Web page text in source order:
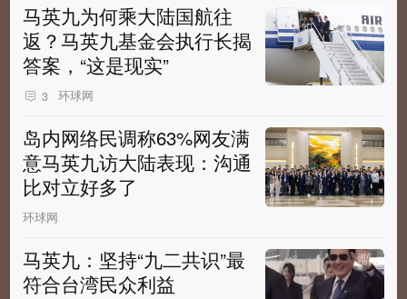
马英九为何乘大陆国航往
返？马英九基金会执行长揭
答案，“这是现实”
3 环球网
岛内网络民调称63%网友满
意马英九访大陆表现：沟通
比对立好多了
环球网
马英九：坚持“九二共识”最
符合台湾民众利益